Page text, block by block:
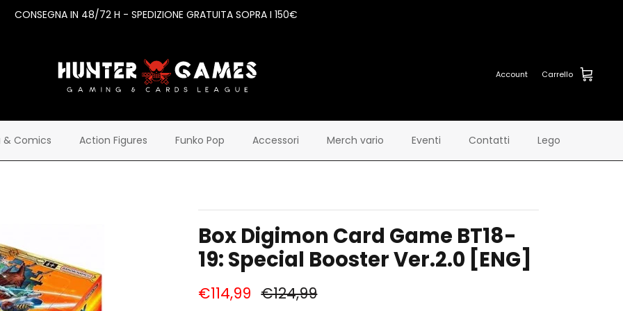
CONSEGNA IN 48/72 H - SPEDIZIONE GRATUITA SOPRA I 150€
Account Carrello
& Comics Action Figures Funko Pop Accessori Merch vario Eventi Contatti Lego
Box Digimon Card Game BT18-
19: Special Booster Ver.2.0 [ENG]
€114,99 €124,99